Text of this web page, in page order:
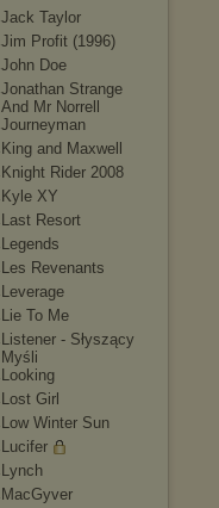
Jack Taylor
Jim Profit (1996)
John Doe
Jonathan Strange
And Mr Norrell
Journeyman
King and Maxwell
Knight Rider 2008
Kyle XY
Last Resort
Legends
Les Revenants
Leverage
Lie To Me
Listener - Słyszący
Myśli
Looking
Lost Girl
Low Winter Sun
Lucifer
Lynch
MacGyver